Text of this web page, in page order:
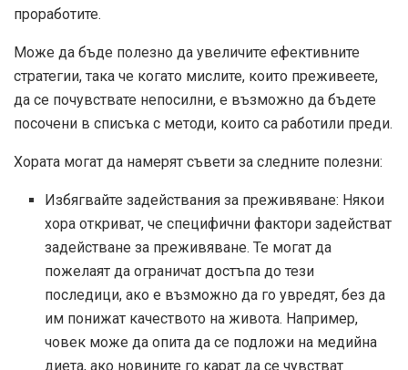
проработите.
Може да бъде полезно да увеличите ефективните
стратегии, така че когато мислите, които преживеете,
да се почувствате непосилни, е възможно да бъдете
посочени в списъка с методи, които са работили преди.
Хората могат да намерят съвети за следните полезни:
Избягвайте задействания за преживяване: Някои
хора откриват, че специфични фактори задействат
задействане за преживяване. Те могат да
пожелаят да ограничат достъпа до тези
последици, ако е възможно да го увредят, без да
им понижат качеството на живота. Например,
човек може да опита да се подложи на медийна
диета, ако новините го карат да се чувстват